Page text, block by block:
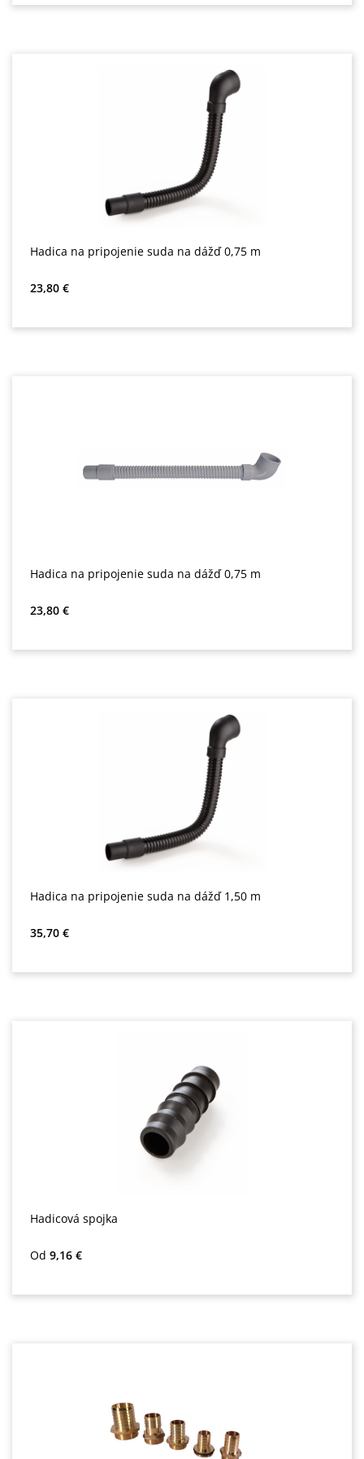
Hadica na pripojenie suda na dážď 0,75 m
Bežná cena:
23,80 €
Hadica na pripojenie suda na dážď 0,75 m
Bežná cena:
23,80 €
Hadica na pripojenie suda na dážď 1,50 m
Bežná cena:
35,70 €
Hadicová spojka
Bežná cena:
Od 9,16 €